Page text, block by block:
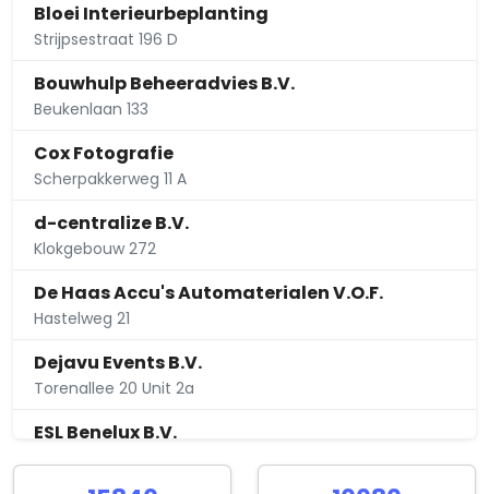
Bloei Interieurbeplanting
Strijpsestraat 196 D
Bouwhulp Beheeradvies B.V.
Beukenlaan 133
Cox Fotografie
Scherpakkerweg 11 A
d-centralize B.V.
Klokgebouw 272
De Haas Accu's Automaterialen V.O.F.
Hastelweg 21
Dejavu Events B.V.
Torenallee 20 Unit 2a
ESL Benelux B.V.